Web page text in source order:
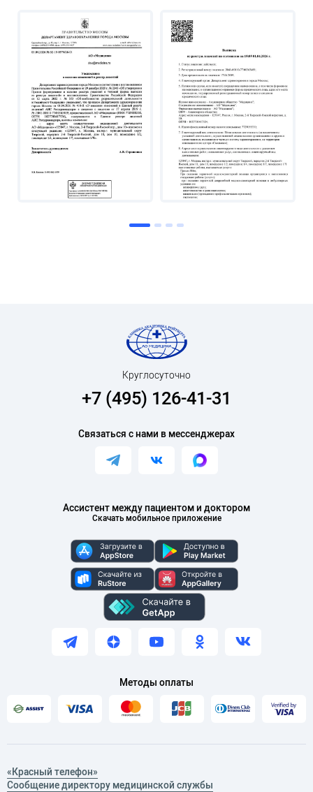
Ассистент между пациентом и доктором
Скачать мобильное приложение
Круглосуточно
+7 (495) 126-41-31
Связаться с нами в мессенджерах
Методы оплаты
«Красный телефон»
Сообщение директору медицинской службы